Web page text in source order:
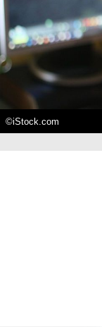
©iStock.com